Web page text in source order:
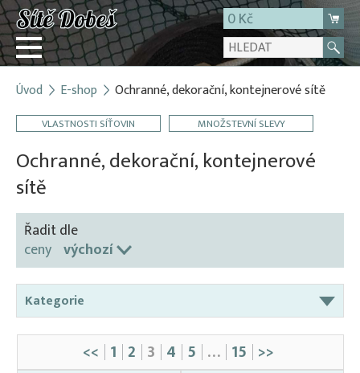
0 Kč
Přihlásit
Registrace
E-shop
O firmě
Úvod E-shop Ochranné, dekorační, kontejnerové sítě
VLASTNOSTI SÍŤOVIN MNOŽSTEVNÍ SLEVY
Ochranné, dekorační, kontejnerové
sítě
Řadit dle
ceny výchozí
Kategorie
Dekorační sítě
<< 1 2 3 4 5 … 15 >>